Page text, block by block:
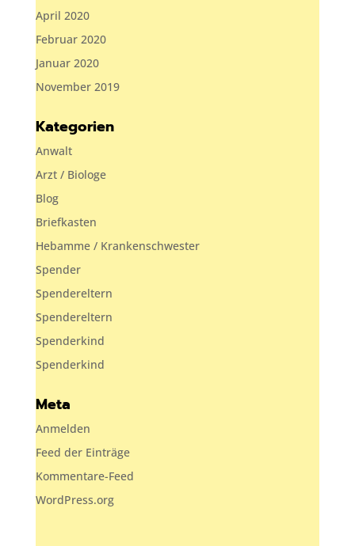
April 2020
Februar 2020
Januar 2020
November 2019
Kategorien
Anwalt
Arzt / Biologe
Blog
Briefkasten
Hebamme / Krankenschwester
Spender
Spendereltern
Spendereltern
Spenderkind
Spenderkind
Meta
Anmelden
Feed der Einträge
Kommentare-Feed
WordPress.org